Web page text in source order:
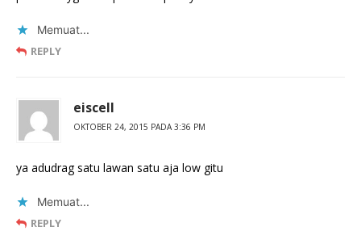
Memuat...
REPLY
eiscell
OKTOBER 24, 2015 PADA 3:36 PM
ya adudrag satu lawan satu aja low gitu
Memuat...
REPLY